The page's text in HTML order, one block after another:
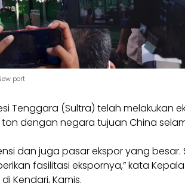
port
Tenggara (Sultra) telah melakukan
dengan negara tujuan China
dan juga pasar ekspor yang besar.
fasilitasi ekspornya,” kata
Kendari, Kamis.